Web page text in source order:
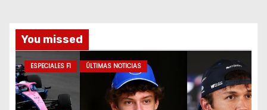
You missed
ESPECIALES F1 ÚLTIMAS NOTICIAS